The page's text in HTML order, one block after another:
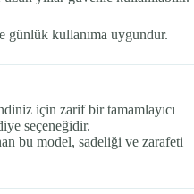
günlük kullanıma uygundur.
için zarif bir tamamlayıcı
seçeneğidir.
bu model, sadeliği ve zarafeti